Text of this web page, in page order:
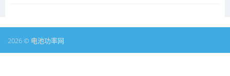
2026 © 电池功率网